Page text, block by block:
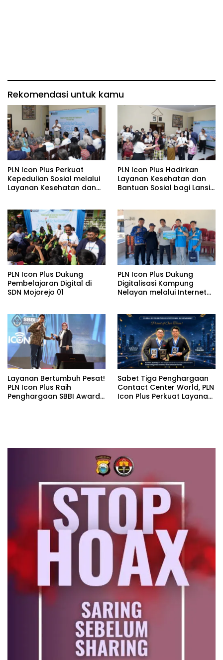
Rekomendasi untuk kamu
PLN Icon Plus Perkuat
Kepedulian Sosial melalui
Layanan Kesehatan dan
PLN Icon Plus Hadirkan
Layanan Kesehatan dan
Bantuan Sosial bagi Lansia
PLN Icon Plus Dukung
Pembelajaran Digital di
SDN Mojorejo 01
PLN Icon Plus Dukung
Digitalisasi Kampung
Nelayan melalui Internet
Layanan Bertumbuh Pesat!
PLN Icon Plus Raih
Penghargaan SBBI Awards
Sabet Tiga Penghargaan
Contact Center World, PLN
Icon Plus Perkuat Layanan